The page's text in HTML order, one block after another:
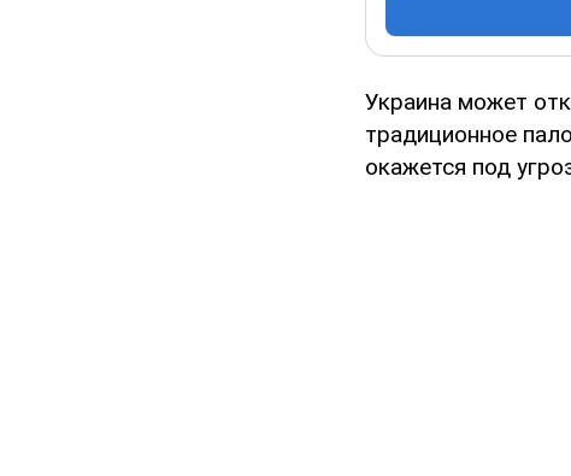
Украина может
традиционное
окажется под